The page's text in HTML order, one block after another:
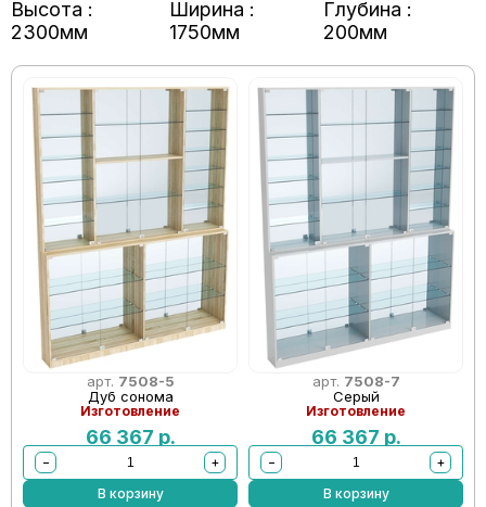
Высота :
2300мм
Ширина :
1750мм
Глубина :
200мм
арт. 7508-5
Дуб сонома
Изготовление
66 367 р.
−
+
В корзину
арт. 7508-7
Серый
Изготовление
66 367 р.
−
+
В корзину